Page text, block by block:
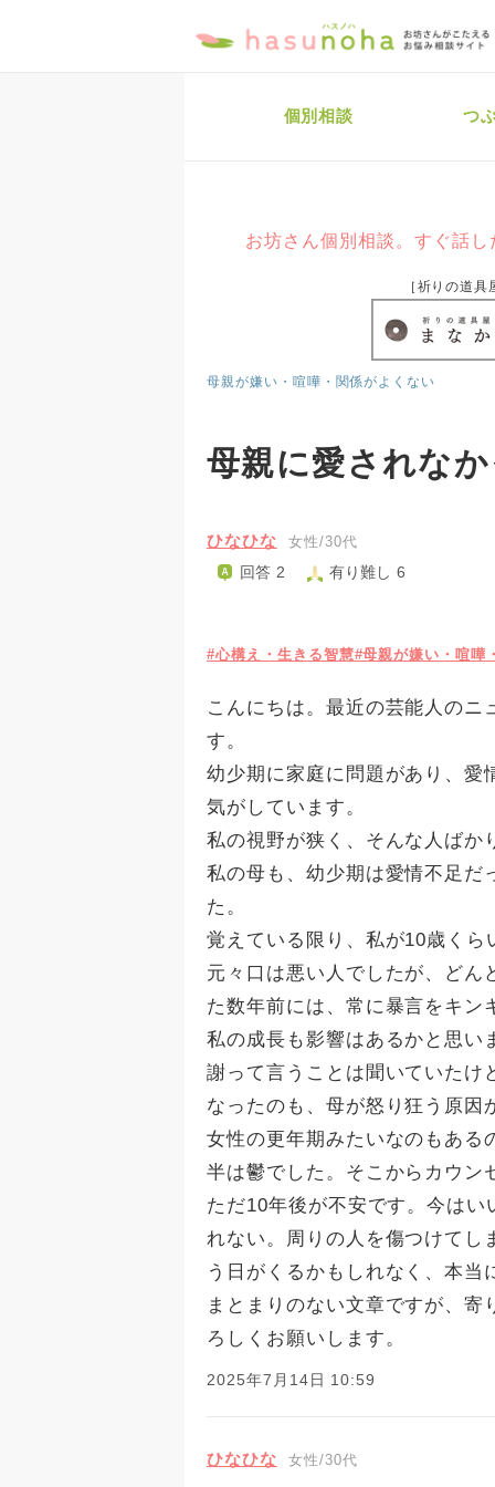
個別相談 つ
お坊さん個別相談。すぐ話
［祈りの道
母親が嫌い・喧嘩・関係がよくない
母親に愛されな
ひなひな 女性/30代
回答 2 有り難し 6
#心構え・生きる智慧#母親が嫌い・喧嘩
こんにちは。最近の芸能人の
す。
幼少期に家庭に問題があり、愛
気がしています。
私の視野が狭く、そんな人ばか
私の母も、幼少期は愛情不足だ
た。
覚えている限り、私が10歳く
元々口は悪い人でしたが、どん
た数年前には、常に暴言をキン
私の成長も影響はあるかと思い
謝って言うことは聞いていたけ
なったのも、母が怒り狂う原因
女性の更年期みたいなのもある
半は鬱でした。そこからカウン
ただ10年後が不安です。今は
れない。周りの人を傷つけてし
う日がくるかもしれなく、本当
まとまりのない文章ですが、
ろしくお願いします。
2025年7月14日 10:59
ひなひな 女性/30代